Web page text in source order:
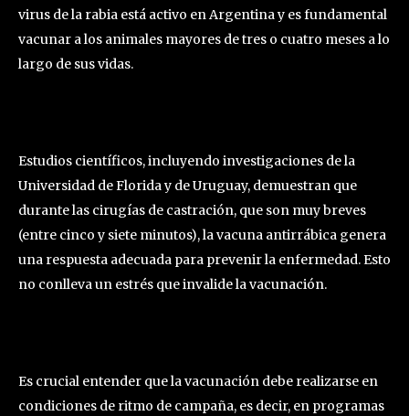
virus de la rabia está activo en Argentina y es fundamental
vacunar a los animales mayores de tres o cuatro meses a lo
largo de sus vidas.
Estudios científicos, incluyendo investigaciones de la
Universidad de Florida y de Uruguay, demuestran que
durante las cirugías de castración, que son muy breves
(entre cinco y siete minutos), la vacuna antirrábica genera
una respuesta adecuada para prevenir la enfermedad. Esto
no conlleva un estrés que invalide la vacunación.
Es crucial entender que la vacunación debe realizarse en
condiciones de ritmo de campaña, es decir, en programas